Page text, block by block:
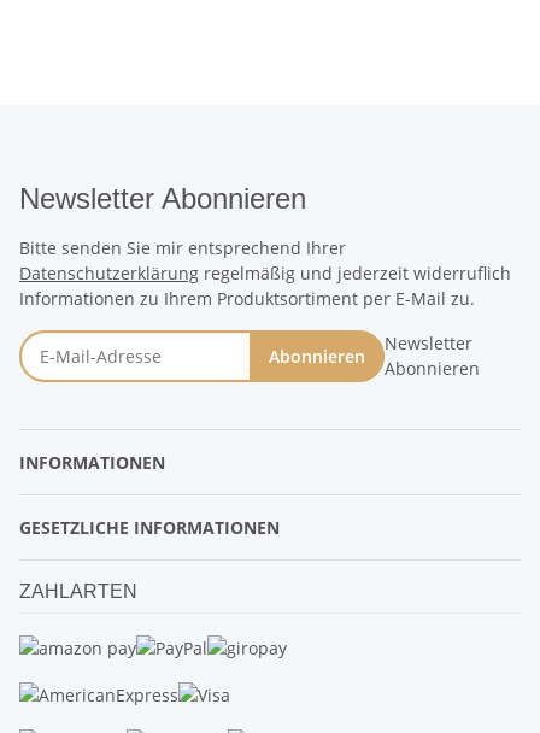
Newsletter Abonnieren
Bitte senden Sie mir entsprechend Ihrer
Datenschutzerklärung regelmäßig und jederzeit widerruflich
Informationen zu Ihrem Produktsortiment per E-Mail zu.
Abonnieren
Newsletter
Abonnieren
INFORMATIONEN
GESETZLICHE INFORMATIONEN
ZAHLARTEN